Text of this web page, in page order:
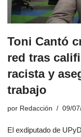
Toni Cantó
red tras
racista y
trabajo
por Redacción 09/
El exdiputado de